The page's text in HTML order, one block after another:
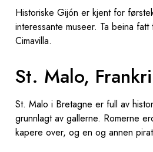
Historiske Gijón er kjent for
interessante museer. Ta beina
Cimavilla.
St. Malo,
St. Malo i Bretagne er full av
grunnlagt av gallerne. Romerne
kapere over, og en og annen